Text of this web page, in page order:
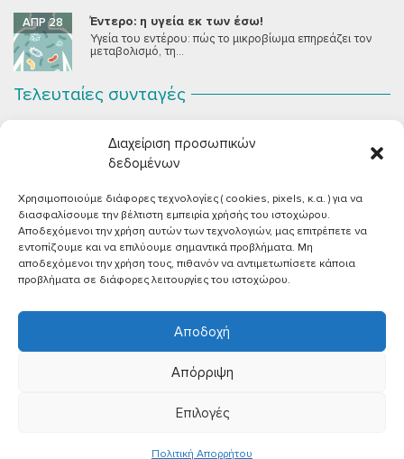
Διαχείριση προσωπικών
δεδομένων
Χρησιμοποιούμε διάφορες τεχνολογίες ( cookies, pixels, κ.α. ) για να
διασφαλίσουμε την βέλτιστη εμπειρία χρήσής του ιστοχώρου.
Αποδεχόμενοι την χρήση αυτών των τεχνολογιών, μας επιτρέπετε να
εντοπίζουμε και να επιλύουμε σημαντικά προβλήματα. Μη
αποδεχόμενοι την χρήση τους, πιθανόν να αντιμετωπίσετε κάποια
προβλήματα σε διάφορες λειτουργίες του ιστοχώρου.
Αποδοχή
Απόρριψη
Επιλογές
Πολιτική Aπορρήτου
Έντερο: η υγεία εκ των έσω!
ΑΠΡ 28
Υγεία του εντέρου: πώς το μικροβίωμα επηρεάζει τον
μεταβολισμό, τη...
Τελευταίες συνταγές
Μια μους σοκολάτας για όλους εμάς που θέλουμε να
συστήσουμε...
Vegan Χωριάτικη Σαλάτα με Φέτα από Τόφου
ΙΟΎΝ 26
Καλοκαίρι, ζεστάρα και “χωριάτικη” σαλάτα! Έχοντας
μεγαλώσει με αυτό το...
Πικάντικες πέννες με ντομάτα
ΙΟΎΝ 18
Όροι χρήσης|Πολιτική απορρήτου